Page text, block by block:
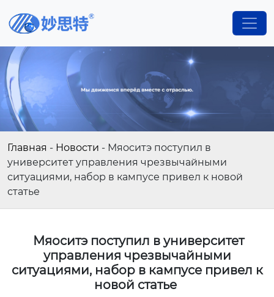
Главная - Новости - Мяоситэ поступил в
университет управления чрезвычайными
ситуациями, набор в кампусе привел к новой
статье
Мяоситэ поступил в университет
управления чрезвычайными
ситуациями, набор в кампусе привел к
новой статье